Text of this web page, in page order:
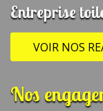
Entreprise
VOIR NOS
Nos